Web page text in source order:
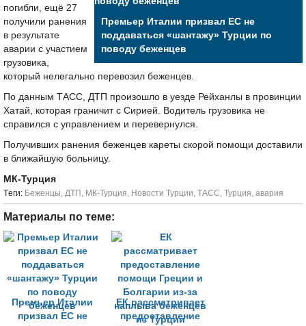
Премьер Италии призвал ЕС не
поддаваться «шантажу» Турции по
поводу беженцев
погибли, ещё 27
получили ранения
в результате
аварии с участием
грузовика,
который нелегально перевозил беженцев.
По данным ТАСС, ДТП произошло в уезде Рейханлы в провинции
Хатай, которая граничит с Сирией. Водитель грузовика не
справился с управлением и перевернулся.
Получивших ранения беженцев кареты скорой помощи доставили
в ближайшую больницу.
МК-Турция
Tеги: Беженцы, ДТП , МК-Турция, Новости Турции, ТАСС, Турция, авария
Материалы по теме:
Премьер Италии
призвал ЕС не
ЕК рассматривает
предоставление